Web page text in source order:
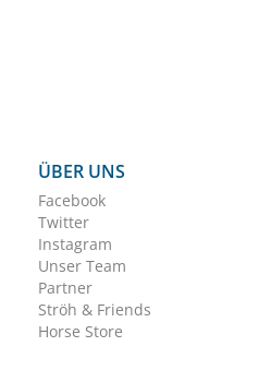
ÜBER UNS
Facebook
Twitter
Instagram
Unser Team
Partner
Ströh & Friends
Horse Store